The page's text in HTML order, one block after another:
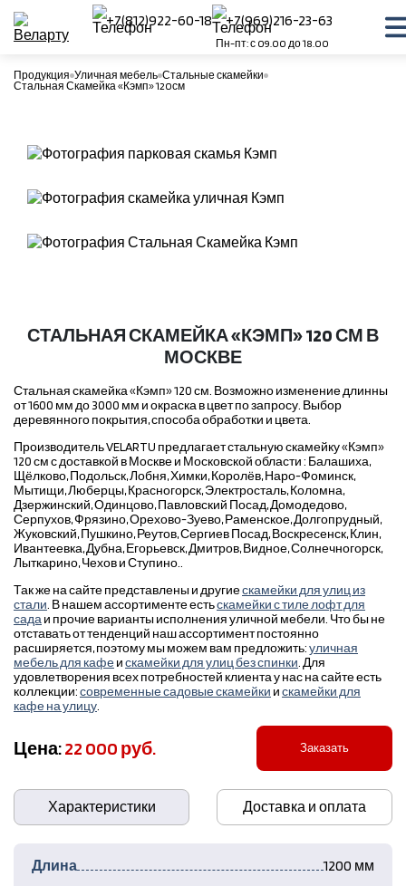
+7(812)922-60-18 +7(969)216-23-63
Пн-пт: с 09.00 до 18.00
Продукция Уличная мебель Стальные скамейки
Стальная Скамейка «Кэмп» 120см
СТАЛЬНАЯ СКАМЕЙКА «КЭМП» 120 СМ В
МОСКВЕ
Стальная скамейка «Кэмп» 120 см. Возможно изменение длинны
от 1600 мм до 3000 мм и окраска в цвет по запросу. Выбор
деревянного покрытия, способа обработки и цвета.
Производитель VELARTU предлагает стальную скамейку «Кэмп»
120 см с доставкой в Москве и Московской области : Балашиха,
Щёлково, Подольск, Лобня, Химки, Королёв, Наро-Фоминск,
Мытищи, Люберцы, Красногорск, Электросталь, Коломна,
Дзержинский, Одинцово, Павловский Посад, Домодедово,
Серпухов, Фрязино, Орехово-Зуево, Раменское, Долгопрудный,
Жуковский, Пушкино, Реутов, Сергиев Посад, Воскресенск, Клин,
Ивантеевка, Дубна, Егорьевск, Дмитров, Видное, Солнечногорск,
Лыткарино, Чехов и Ступино..
Так же на сайте представлены и другиескамейки для улиц из
стали . В нашем ассортименте естьскамейки с тиле лофт для
сада и прочие варианты исполнения уличной мебели. Что бы не
отставать от тенденций наш ассортимент постоянно
расширяется, поэтому мы можем вам предложить:уличная
мебель для кафеискамейки для улиц без спинки . Для
удовлетворения всех потребностей клиента у нас на сайте есть
коллекции:современные садовые скамейки искамейки для
кафе на улицу
Цена:22 000 руб. Заказать
Характеристики Доставка и оплата
Длина 1200 мм